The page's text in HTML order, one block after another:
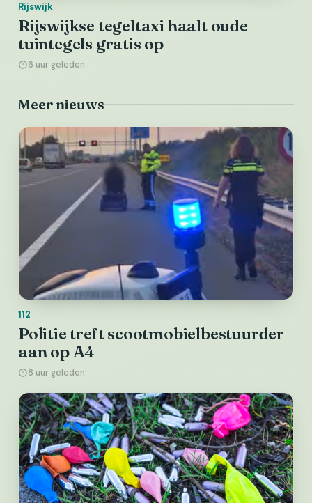
Rijswijk
Rijswijkse tegeltaxi haalt oude
tuintegels gratis op
6 uur geleden
Meer nieuws
112
Politie treft scootmobielbestuurder
aan op A4
8 uur geleden